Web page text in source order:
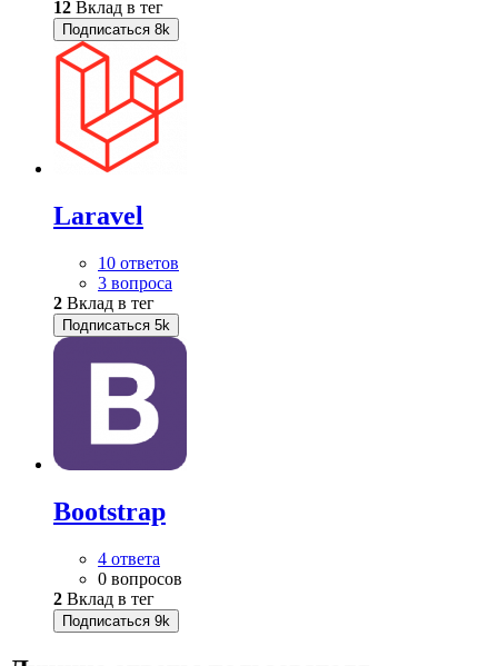
12 Вклад в тег
Подписаться 8k
Laravel
10 ответов
3 вопроса
2 Вклад в тег
Подписаться 5k
Bootstrap
4 ответа
0 вопросов
2 Вклад в тег
Подписаться 9k